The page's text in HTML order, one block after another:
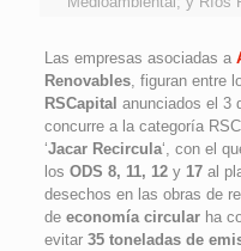
Las empresas asociadas a
Renovables, figuran entre
RSCapital anunciados el 3
concurre a la categoría
‘Jacar Recircula‘, con el
los ODS 8, 11, 12y 17al
desechos en las obras de
de economía circularha
evitar 35 toneladas de